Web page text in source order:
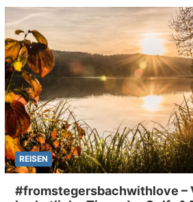
REISEN
#fromstegersbachwithlove –